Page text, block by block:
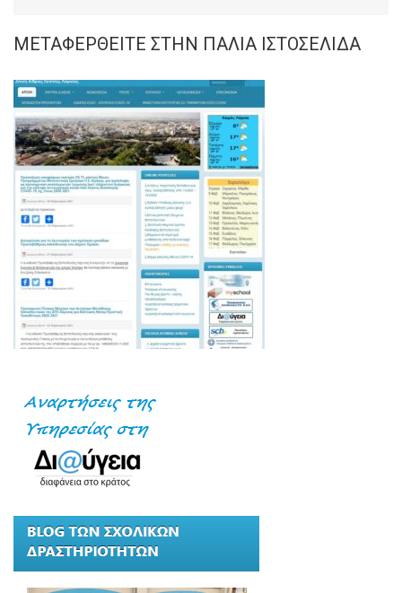
ΜΕΤΑΦΕΡΘΕΊΤΕ ΣΤΗΝ ΠΑΛΙΆ ΙΣΤΟΣΕΛΊΔΑ